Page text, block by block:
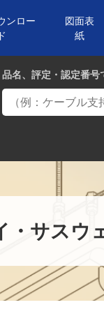
ンロー
ド
図面表
紙
品名、評定・認定番号
・サスウ